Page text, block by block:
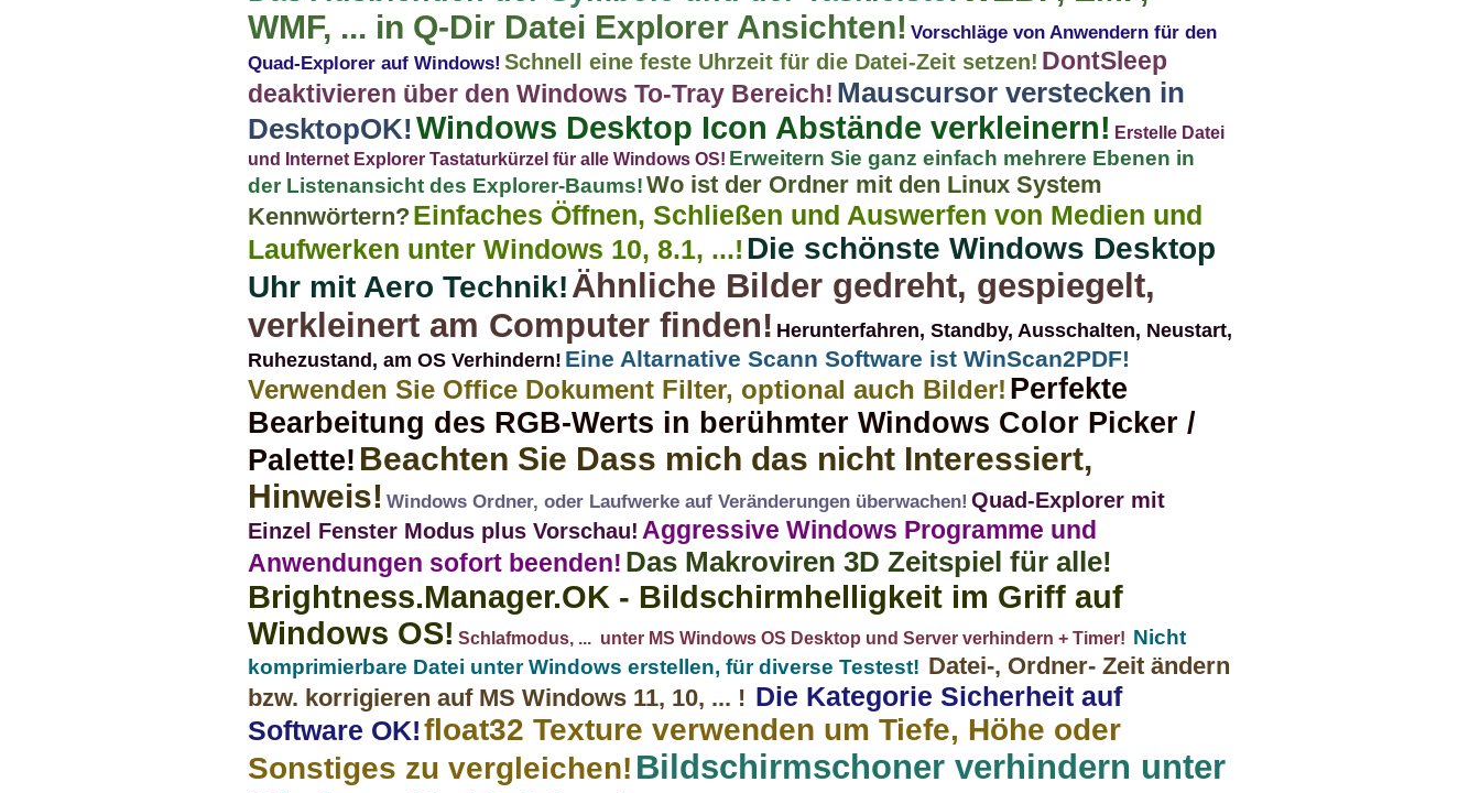
WMF, ... in Q-Dir Datei Explorer Ansichten! Vorschläge von Anwendern für den
Quad-Explorer auf Windows! Schnell eine feste Uhrzeit für die Datei-Zeit setzen! DontSleep
deaktivieren über den Windows To-Tray Bereich! Mauscursor verstecken in
DesktopOK!Windows Desktop Icon Abstände verkleinern! Erstelle Datei
und Internet Explorer Tastaturkürzel für alle Windows OS! Erweitern Sie ganz einfach mehrere Ebenen in
der Listenansicht des Explorer-Baums!Wo ist der Ordner mit den Linux System
Kennwörtern?Einfaches Öffnen, Schließen und Auswerfen von Medien und
Laufwerken unter Windows 10, 8.1, ...! Die schönste Windows Desktop
Uhr mit Aero Technik!Ähnliche Bilder gedreht, gespiegelt,
verkleinert am Computer finden! Herunterfahren, Standby, Ausschalten, Neustart,
Ruhezustand, am OS Verhindern! Eine Altarnative Scann Software ist WinScan2PDF!
Verwenden Sie Office Dokument Filter, optional auch Bilder! Perfekte
Bearbeitung des RGB-Werts in berühmter Windows Color Picker /
Palette! Beachten Sie Dass mich das nicht Interessiert,
Hinweis! Windows Ordner, oder Laufwerke auf Veränderungen überwachen! Quad-Explorer mit
Einzel Fenster Modus plus Vorschau! Aggressive Windows Programme und
Anwendungen sofort beenden! Das Makroviren 3D Zeitspiel für alle!
Brightness.Manager.OK - Bildschirmhelligkeit im Griff auf
Windows OS! Schlafmodus, ... unter MS Windows OS Desktop und Server verhindern + Timer! Nicht
komprimierbare Datei unter Windows erstellen, für diverse Testest! Datei-, Ordner- Zeit ändern
bzw. korrigieren auf MS Windows 11, 10, ... ! Die Kategorie Sicherheit auf
Software OK!float32 Texture verwenden um Tiefe, Höhe oder
Sonstiges zu vergleichen! Bildschirmschoner verhindern unter